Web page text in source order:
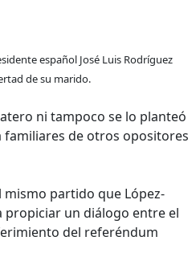
español José Luis Rodríguez
de su marido.
ni tampoco se lo planteó
de otros opositores
mismo partido que López-
propiciar un diálogo entre el
del referéndum